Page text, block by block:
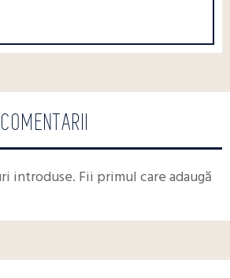
introduse. Fii primul care adaugă